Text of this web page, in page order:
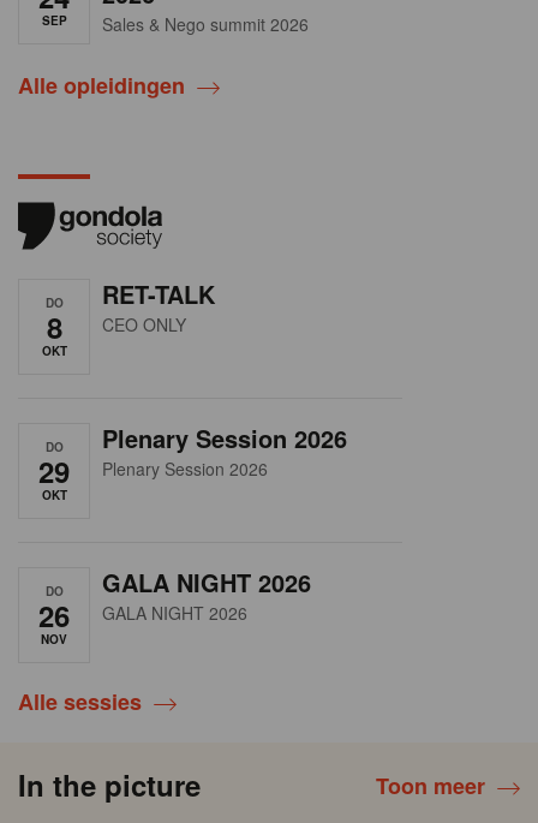
SEP Sales & Nego summit 2026
Alle opleidingen
DO
8
OKT
RET-TALK
CEO ONLY
DO
29
OKT
Plenary Session 2026
Plenary Session 2026
DO
26
NOV
GALA NIGHT 2026
GALA NIGHT 2026
Alle sessies
In the picture Toon meer